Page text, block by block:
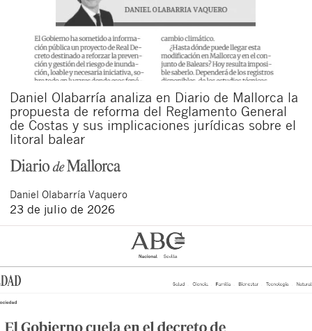
Daniel Olabarría analiza en Diario de Mallorca la
propuesta de reforma del Reglamento General
de Costas y sus implicaciones jurídicas sobre el
litoral balear
Daniel Olabarría Vaquero
23 de julio de 2026